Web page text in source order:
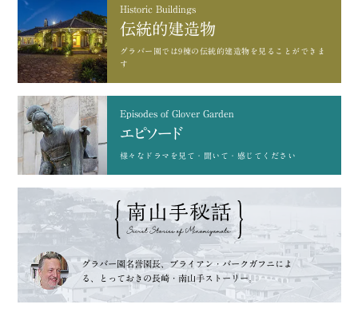
Historic Buildings
伝統的建造物
グラバー園では9棟の 伝統的建造物を見ることができま
す
Episodes of Glover Garden
エピソード
様々なドラマを 見て・聞いて・感じてください
グラバー園名誉園長、ブライアン・バークガフニによ
る、
とっておきの長崎・南山手ストーリー。